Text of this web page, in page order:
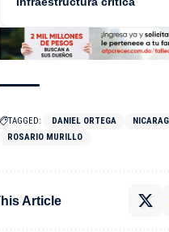
TAGGED: DANIEL ORTEGA
ROSARIO MURILLO
Article